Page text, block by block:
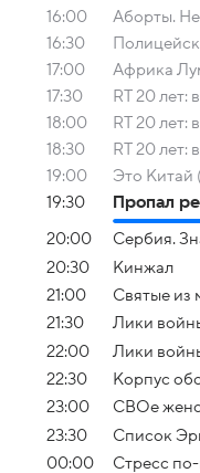
16:00
Аборты.
16:30
17:00
Африка
17:30
RT 20 лет:
18:00
RT 20 лет:
18:30
RT 20 лет:
19:00
Это Китай
19:30
Пропал
20:00
Сербия.
20:30
Кинжал
21:00
Святые из
21:30
Лики
22:00
Лики
22:30
Корпус
23:00
СВОе
23:30
Список
00:00
Стресс